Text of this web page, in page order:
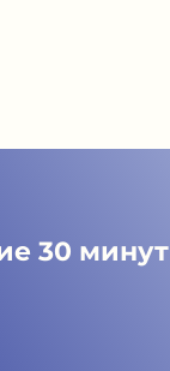
30 минут